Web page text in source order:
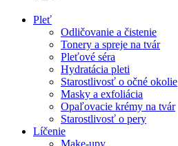
Pleť
Odličovanie a čistenie
Tonery a spreje na tvár
Pleťové séra
Hydratácia pleti
Starostlivosť o očné okolie
Masky a exfoliácia
Opaľovacie krémy na tvár
Starostlivosť o pery
Líčenie
Make-upy